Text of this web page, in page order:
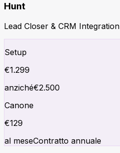
Hunt
Lead Closer & CRM Integration
Setup
€1.299
anziché€2.500
Canone
€129
al meseContratto annuale